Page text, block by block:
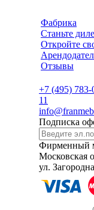
Фабрика
Станьте
Откройте
Отзывы
+7 (495) 783-
11
Подписка
Фирменный
Московская
ул.